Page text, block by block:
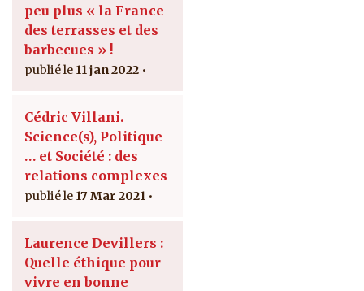
peu plus « la France
des terrasses et des
barbecues » !
11 jan 2022
Cédric Villani.
Science(s), Politique
… et Société : des
relations complexes
17 Mar 2021
Laurence Devillers :
Quelle éthique pour
vivre en bonne